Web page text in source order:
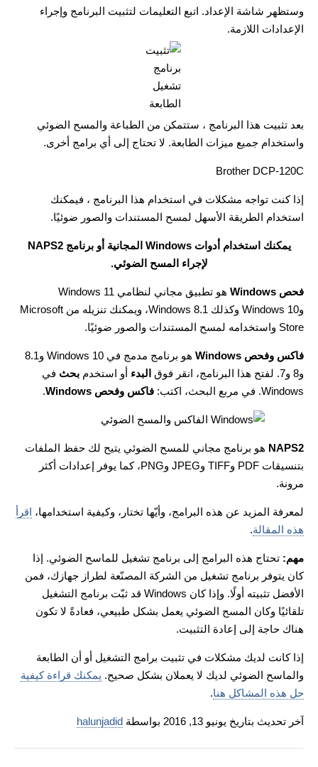
وستظهر شاشة الإعداد. اتبع التعليمات لتثبيت البرنامج وإجراء
الإعدادات اللازمة.
بعد تثبيت هذا البرنامج ، ستتمكن من الطباعة والمسح الضوئي
واستخدام جميع ميزات الطابعة. لا تحتاج إلى أي برامج أخرى.
Brother DCP-120C
إذا كنت تواجه مشكلات في استخدام هذا البرنامج ، فيمكنك
استخدام الطريقة الأسهل لمسح المستندات والصور ضوئيًا.
يمكنك استخدام أدوات Windows المجانية أو برنامج NAPS2
لإجراء المسح الضوئي.
فحص Windows
هو تطبيق مجاني لنظامي Windows 11
وWindows 10 وكذلك Windows 8.1، ويمكنك تنزيله من Microsoft
Store واستخدامه لمسح المستندات والصور ضوئيًا.
فاكس وفحص Windows
هو برنامج مدمج في Windows 10 و8.1
و8 و7. لفتح هذا البرنامج، انقر فوق
البدء أو استخدم بحث في
Windows. في مربع البحث، اكتب:
فاكس وفحص Windows .
NAPS2 هو برنامج مجاني للمسح الضوئي يتيح لك حفظ الملفات
بتنسيقات PDF وTIFF وJPEG وPNG، كما يوفر إعدادات أكثر
مرونة.
لمعرفة المزيد عن هذه البرامج، وأيّها تختار، وكيفية استخدامها، اقرأ
هذه المقالة.
مهم: تحتاج هذه البرامج إلى برنامج تشغيل للماسح الضوئي. إذا
كان يتوفر برنامج تشغيل من الشركة المصنّعة لطراز جهازك، فمن
الأفضل تثبيته أولًا. وإذا كان Windows قد ثبّت برنامج التشغيل
تلقائيًا وكان المسح الضوئي يعمل بشكل طبيعي، فعادةً لا تكون
هناك حاجة إلى إعادة التثبيت.
إذا كانت لديك مشكلات في تثبيت برامج التشغيل أو أن الطابعة
والماسح الضوئي لديك لا يعملان بشكل صحيح. يمكنك قراءة كيفية
حل هذه المشاكل هنا.
آخر تحديث بتاريخ يونيو 13, 2016 بواسطة halunjadid